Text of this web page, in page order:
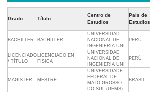
Grado Título
Centro de
Estudios
País de
Estudios
BACHILLER BACHILLER
UNIVERSIDAD
NACIONAL DE
INGENIERIA UNI
PERÚ
LICENCIADO
/ TÍTULO
LICENCIADO EN
FISICA
UNIVERSIDAD
NACIONAL DE
INGENIERIA UNI
PERÚ
MAGISTER MESTRE
UNIVERSIDADE
FEDERAL DE
MATO GROSSO
DO SUL (UFMS)
BRASIL